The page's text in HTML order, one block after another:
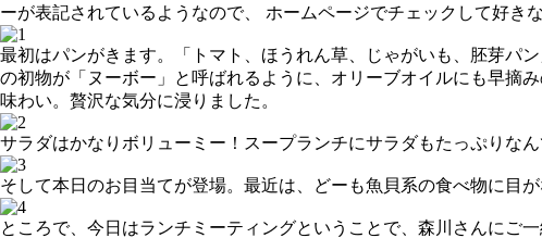
ーが表記されているようなので、 ホームページでチェックして好き
最初はパンがきます。「トマト、ほうれん草、じゃがいも、胚芽パ
の初物が「ヌーボー」と呼ばれるように、オリーブオイルにも早摘
味わい。贅沢な気分に浸りました。
サラダはかなりボリューミー！スープランチにサラダもたっぷりな
そして本日のお目当てが登場。最近は、どーも魚貝系の食べ物に目
ところで、今日はランチミーティングということで、森川さんにご